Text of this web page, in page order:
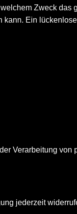
Zweck das
Ein
Verarbeitung von
jederzeit